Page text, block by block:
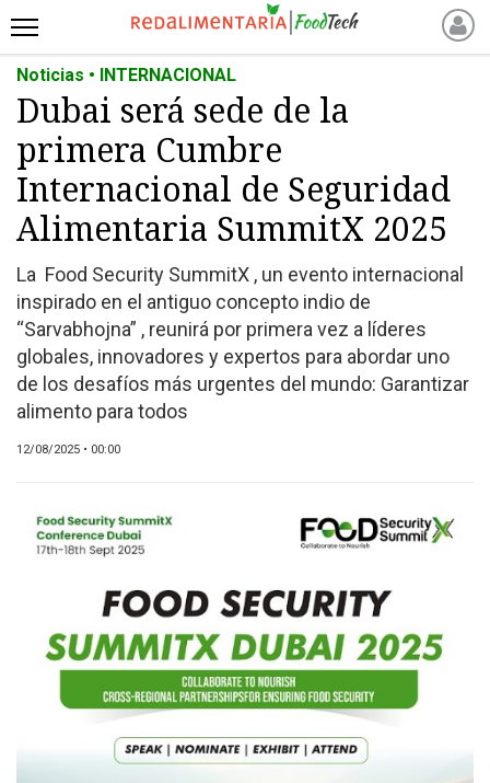
INICIO
NOTICIAS RECIENTES
NOTICIAS
PROTEÍNAS
ALTERNATIVAS
ANIMAL FREE
FOODTECH
OTROS INGREDIENTES
QUIÉNES SOMOS
MARKETPLACE
DIRECTORIO
MEDIA KIT
CONTÁCTENOS
Noticias • INTERNACIONAL
Dubai será sede de la
primera Cumbre
Internacional de Seguridad
Alimentaria SummitX 2025
La Food Security SummitX , un evento internacional
inspirado en el antiguo concepto indio de
“Sarvabhojna” , reunirá por primera vez a líderes
globales, innovadores y expertos para abordar uno
de los desafíos más urgentes del mundo: Garantizar
alimento para todos
12/08/2025 • 00:00